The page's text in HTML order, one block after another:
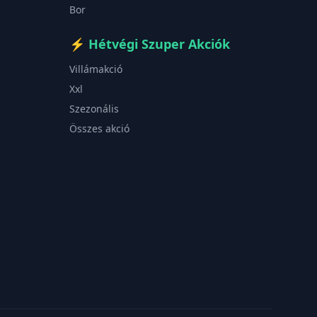
Bor
⚡ Hétvégi Szuper Akciók
Villámakció
Xxl
Szezonális
Összes akció